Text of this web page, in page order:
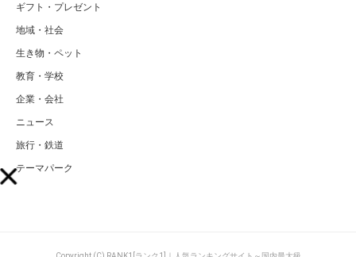
ギフト・プレゼント
地域・社会
生き物・ペット
教育・学校
企業・会社
ニュース
旅行・鉄道
テーマパーク